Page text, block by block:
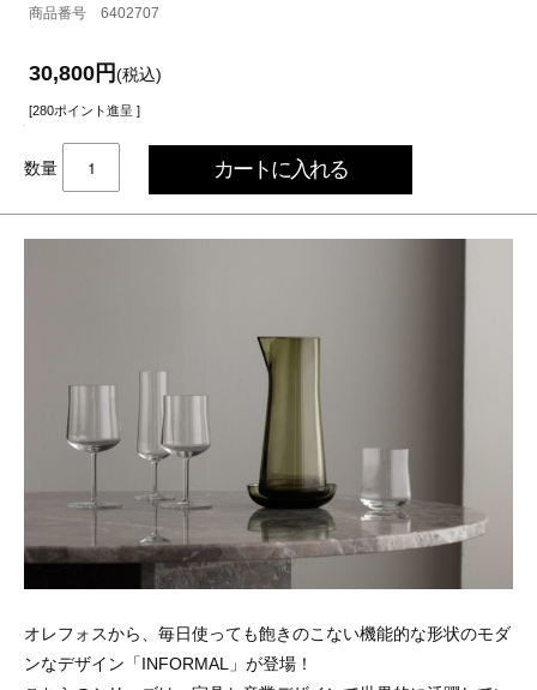
6402707
30,800円(税込)
[280ポイント進呈 ]
数量
オレフォスから、毎日使っても飽きのこない機能的な形状のモダ
ンなデザイン「INFORMAL」が登場！